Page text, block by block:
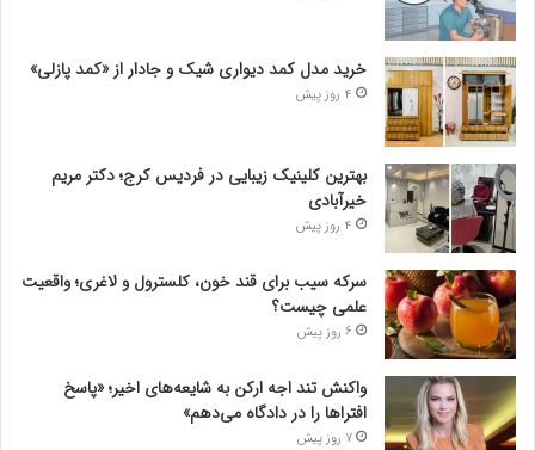
خرید مدل کمد دیواری شیک و جادار از «کمد پازلی»
4 روز پیش
بهترین کلینیک زیبایی در فردیس کرج؛ دکتر مریم
خیرآبادی
4 روز پیش
سرکه سیب برای قند خون، کلسترول و لاغری؛ واقعیت
علمی چیست؟
6 روز پیش
واکنش تند اجه ارکن به شایعه‌های اخیر؛ «پاسخ
افتراها را در دادگاه می‌دهم»
7 روز پیش